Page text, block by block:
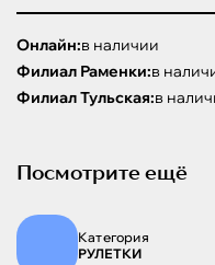
Онлайн:в наличии
Филиал Раменки:в
Филиал Тульская:в
Посмотрите ещё
Категория
РУЛЕТКИ